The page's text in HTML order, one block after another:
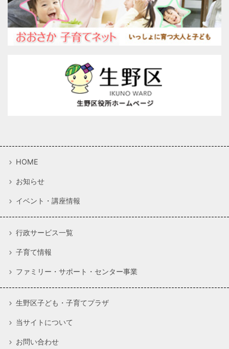
HOME
お知らせ
イベント・講座情報
行政サービス一覧
子育て情報
ファミリー・サポート・センター事業
生野区子ども・子育てプラザ
当サイトについて
お問い合わせ